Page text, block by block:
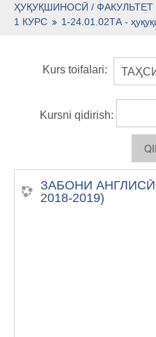
ҲУҚУҚШИНОСӢ /
1 КУРС
1-24.01.02ТА -
Kurs toifalari:
Kursni qidirish:
ЗАБОНИ АНГЛИСӢ
2018-2019)